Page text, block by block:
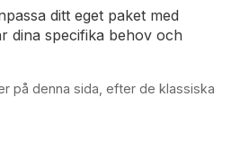
ditt eget paket med
dina specifika behov och
på denna sida, efter de klassiska